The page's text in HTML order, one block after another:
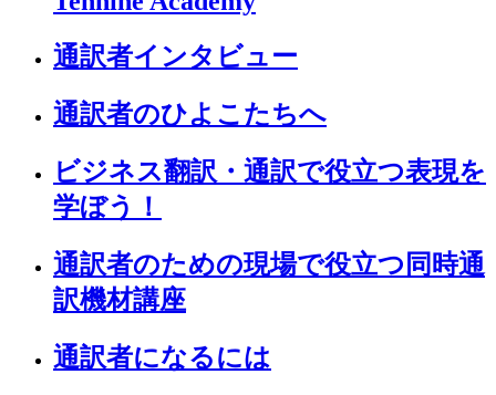
通訳者インタビュー
通訳者のひよこたちへ
ビジネス翻訳・通訳で役立つ表現を
学ぼう！
通訳者のための現場で役立つ同時通
訳機材講座
通訳者になるには